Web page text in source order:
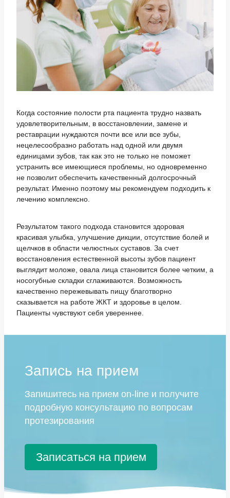
Когда состояние полости рта пациента трудно назвать
удовлетворительным, в восстановлении, замене и
реставрации нуждаются почти все или все зубы,
нецелесообразно работать над одной или двумя
единицами зубов, так как это не только не поможет
устранить все имеющиеся проблемы, но одновременно
не позволит обеспечить качественный долгосрочный
результат. Именно поэтому мы рекомендуем подходить к
лечению комплексно.
Результатом такого подхода становится здоровая
красивая улыбка, улучшение дикции, отсутствие болей и
щелчков в области челюстных суставов. За счет
восстановления естественной высоты зубов пациент
выглядит моложе, овала лица становится более четким, а
носогубные складки сглаживаются. Возможность
качественно пережевывать пищу благотворно
сказывается на работе ЖКТ и здоровье в целом.
Пациенты чувствуют себя увереннее.
Запись на прием
Запишитесь на прием on-line и получите
подробную консультацию по вопросам
протезирования
Записаться на прием